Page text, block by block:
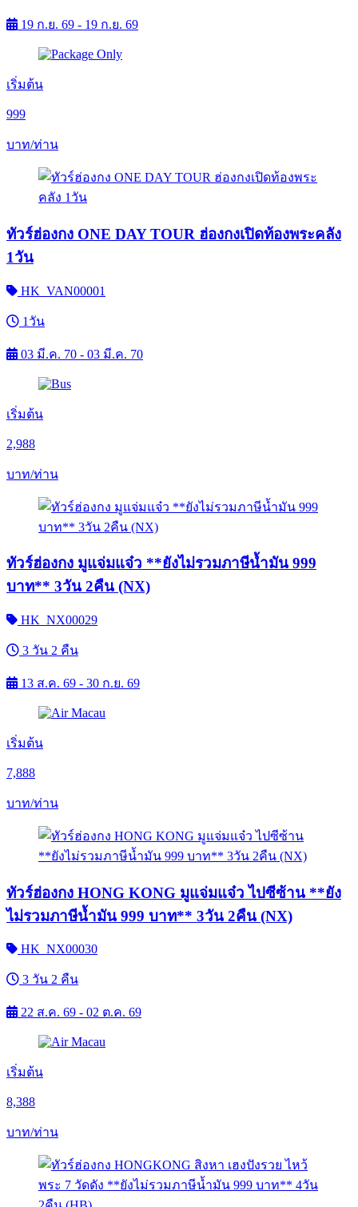
19 ก.ย. 69 - 19 ก.ย. 69
เริ่มต้น
999
บาท/ท่าน
ทัวร์ฮ่องกง ONE DAY TOUR ฮ่องกงเปิดท้องพระคลัง
1วัน
HK_VAN00001
1วัน
03 มี.ค. 70 - 03 มี.ค. 70
เริ่มต้น
2,988
บาท/ท่าน
ทัวร์ฮ่องกง มูแจ่มแจ๋ว **ยังไม่รวมภาษีน้ำมัน 999
บาท** 3วัน 2คืน (NX)
HK_NX00029
3 วัน 2 คืน
13 ส.ค. 69 - 30 ก.ย. 69
เริ่มต้น
7,888
บาท/ท่าน
ทัวร์ฮ่องกง HONG KONG มูแจ่มแจ๋ว ไปซีซ้าน **ยัง
ไม่รวมภาษีน้ำมัน 999 บาท** 3วัน 2คืน (NX)
HK_NX00030
3 วัน 2 คืน
22 ส.ค. 69 - 02 ต.ค. 69
เริ่มต้น
8,388
บาท/ท่าน